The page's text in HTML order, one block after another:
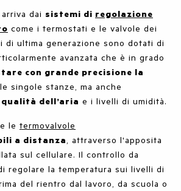
dai sistemi di regolazione
come i termostati e le valvole dei
di ultima generazione sono dotati di
avanzata che è in grado
con grande precisione la
singole stanze, ma anche
dell’aria e i livelli di umidità.
le termovalvole
a distanza , attraverso l'apposita
sul cellulare. Il controllo da
regolare la temperatura sui livelli di
del rientro dal lavoro, da scuola o